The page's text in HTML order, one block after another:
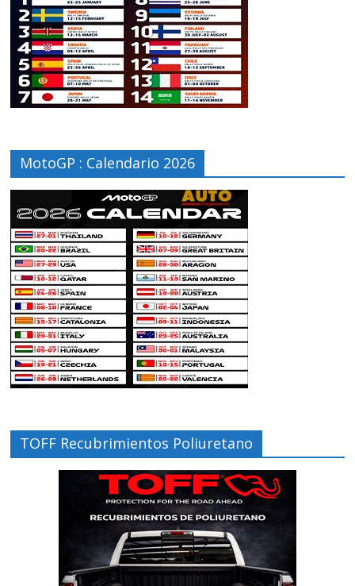
MotoGP : Calendario 2026
TOFF Recubrimientos Poliuretano